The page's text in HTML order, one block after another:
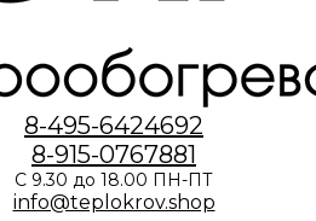
8-495-6424692
8-915-0767881
С 9.30 до 18.00 ПН-ПТ
info@teplokrov.shop